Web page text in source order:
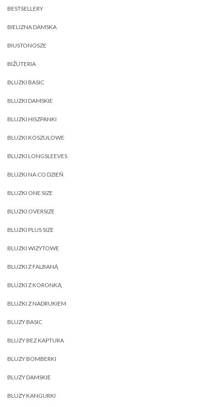
BESTSELLERY
BIELIZNA DAMSKA
BIUSTONOSZE
BIŻUTERIA
BLUZKI BASIC
BLUZKI DAMSKIE
BLUZKI HISZPANKI
BLUZKI KOSZULOWE
BLUZKI LONGSLEEVES
BLUZKI NA CO DZIEŃ
BLUZKI ONE SIZE
BLUZKI OVERSIZE
BLUZKI PLUS SIZE
BLUZKI WIZYTOWE
BLUZKI Z FALBANĄ
BLUZKI Z KORONKĄ
BLUZKI Z NADRUKIEM
BLUZY BASIC
BLUZY BEZ KAPTURA
BLUZY BOMBERKI
BLUZY DAMSKIE
BLUZY KANGURKI